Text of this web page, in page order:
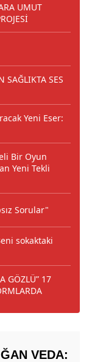
UMUT
SAĞLIKTA SES
Yeni Eser:
Bir Oyun
Yeni Tekli
Sorular"
sokaktaki
GÖZLÜ” 17
VEDA: